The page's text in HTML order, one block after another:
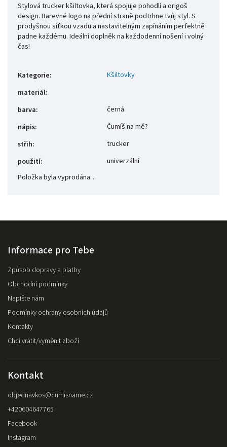
Stylová trucker kšiltovka, která spojuje pohodlí a origoš
design. Barevné logo na přední straně podtrhne tvůj styl. S
prodyšnou síťkou vzadu a nastavitelným zapínáním perfektně
padne každému. Ideální doplněk na každodenní nošení i volný
čas!
Kategorie:
Kšiltovky
materiál:
barva:
černá
nápis:
Čumíš na mě?
střih:
trucker
použití:
univerzální
Položka byla vyprodána…
Informace pro Tebe
Způsob dopravy a platby
Obchodní podmínky
Napište nám
Podmínky ochrany osobních údajů
Kontakty
Chci vrátit/vyměnit zboží
Kontakt
objednavkos@cumisname.cz
+420604647765
Facebook
Instagram